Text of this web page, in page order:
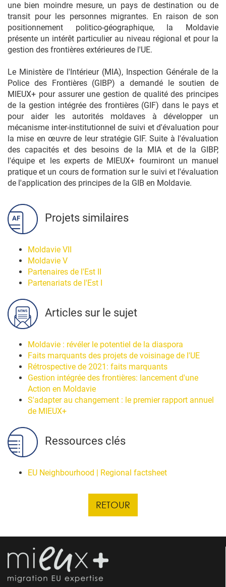
une bien moindre mesure, un pays de destination ou de
transit pour les personnes migrantes. En raison de son
positionnement politico-géographique, la Moldavie
présente un intérêt particulier au niveau régional et pour la
gestion des frontières extérieures de l'UE.
Le Ministère de l'Intérieur (MIA), Inspection Générale de la
Police des Frontières (GIBP) a demandé le soutien de
MIEUX+ pour assurer une gestion de qualité des principes
de la gestion intégrée des frontières (GIF) dans le pays et
pour aider les autorités moldaves à développer un
mécanisme inter-institutionnel de suivi et d'évaluation pour
la mise en œuvre de leur stratégie GIF. Suite à l'évaluation
des capacités et des besoins de la MIA et de la GIBP,
l'équipe et les experts de MIEUX+ fourniront un manuel
pratique et un cours de formation sur le suivi et l'évaluation
de l'application des principes de la GIB en Moldavie.
Projets similaires
Moldavie VII
Moldavie V
Partenaires de l'Est II
Partenariats de l'Est I
Articles sur le sujet
Moldavie : révéler le potentiel de la diaspora
Faits marquants des projets de voisinage de l'UE
Rétrospective de 2021: faits marquants
Gestion intégrée des frontières: lancement d'une
Action en Moldavie
S'adapter au changement : le premier rapport annuel
de MIEUX+
Ressources clés
EU Neighbourhood | Regional factsheet
RETOUR